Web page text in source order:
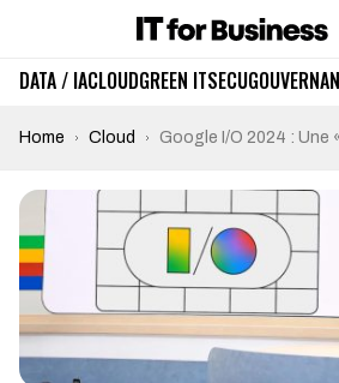
DATA / IACLOUDGREEN ITSECU
Home Cloud Google I/O 2024 : Une